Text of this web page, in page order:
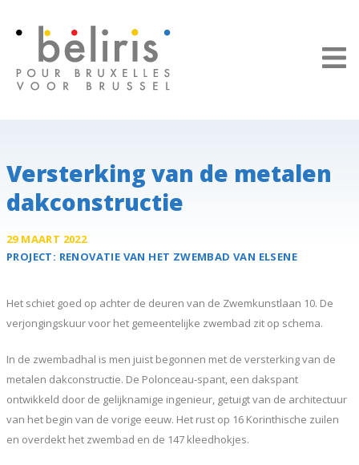
Versterking van de metalen
dakconstructie
29 MAART 2022
PROJECT: RENOVATIE VAN HET ZWEMBAD VAN ELSENE
Het schiet goed op achter de deuren van de Zwemkunstlaan 10. De
verjongingskuur voor het gemeentelijke zwembad zit op schema.
In de zwembadhal is men juist begonnen met de versterking van de
metalen dakconstructie. De Polonceau-spant, een dakspant
ontwikkeld door de gelijknamige ingenieur, getuigt van de architectuur
van het begin van de vorige eeuw. Het rust op 16 Korinthische zuilen
en overdekt het zwembad en de 147 kleedhokjes.